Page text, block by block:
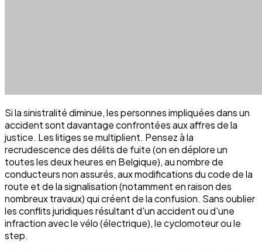
Si la sinistralité diminue, les personnes impliquées dans un
accident sont davantage confrontées aux affres de la
justice. Les litiges se multiplient. Pensez à la
recrudescence des délits de fuite (on en déplore un
toutes les deux heures en Belgique), au nombre de
conducteurs non assurés, aux modifications du code de la
route et de la signalisation (notamment en raison des
nombreux travaux) qui créent de la confusion. Sans oublier
les conflits juridiques résultant d'un accident ou d'une
infraction avec le vélo (électrique), le cyclomoteur ou le
step.